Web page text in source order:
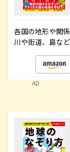
各国の地形や関
川や街道、島な
AD